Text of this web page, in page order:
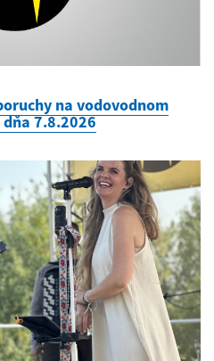
na vodovodnom
7.8.2026